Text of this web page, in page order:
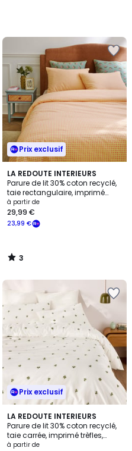
Prix exclusif
LA REDOUTE INTERIEURS
Parure de lit 30% coton recyclé,
taie rectangulaire, imprimé
carreaux, LESIA
à partir de
23,99 €
29,99 €
3
/
5
3
/
Prix exclusif
LA REDOUTE INTERIEURS
Parure de lit 30% coton recyclé,
taie carrée, imprimé trèfles,
LUCKY CLOVER
à partir de